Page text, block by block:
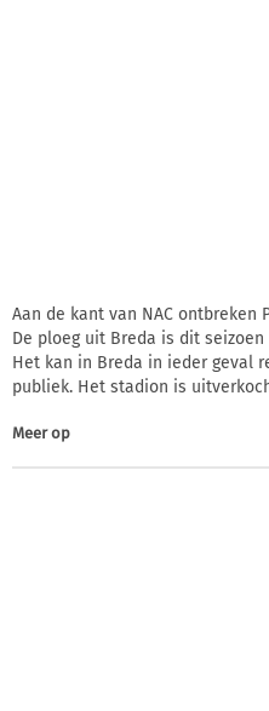
Aan de kant van NAC ontbreken
De ploeg uit Breda is dit
Het kan in Breda in ieder geval
publiek. Het stadion is
Meer op